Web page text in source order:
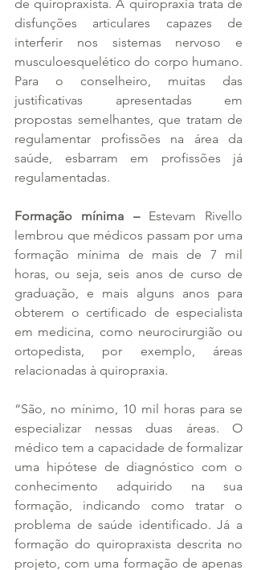
de quiropraxista. A quiropraxia trata de
disfunções articulares capazes de
interferir nos sistemas nervoso e
musculoesquelético do corpo humano.
Para o conselheiro, muitas das
justificativas apresentadas em
propostas semelhantes, que tratam de
regulamentar profissões na área da
saúde, esbarram em profissões já
regulamentadas.
Formação mínima – Estevam Rivello
lembrou que médicos passam por uma
formação mínima de mais de 7 mil
horas, ou seja, seis anos de curso de
graduação, e mais alguns anos para
obterem o certificado de especialista
em medicina, como neurocirurgião ou
ortopedista, por exemplo, áreas
relacionadas à quiropraxia.
“São, no mínimo, 10 mil horas para se
especializar nessas duas áreas. O
médico tem a capacidade de formalizar
uma hipótese de diagnóstico com o
conhecimento adquirido na sua
formação, indicando como tratar o
problema de saúde identificado. Já a
formação do quiropraxista descrita no
projeto, com uma formação de apenas